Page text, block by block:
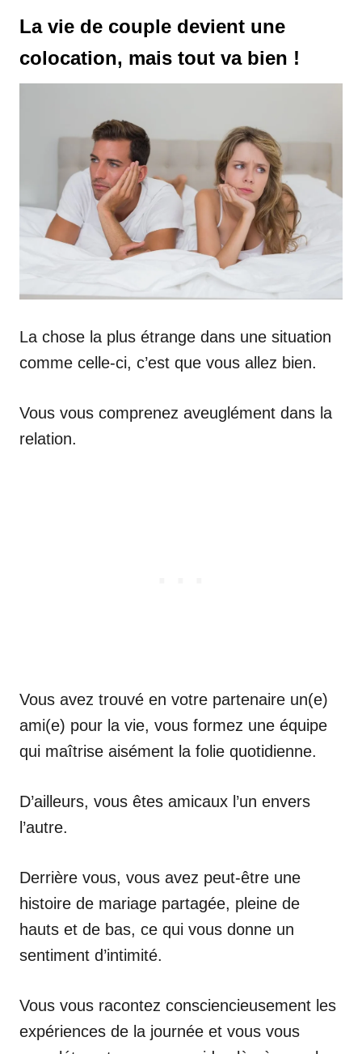
La vie de couple devient une
colocation, mais tout va bien !
La chose la plus étrange dans une situation
comme celle-ci, c’est que vous allez bien.
Vous vous comprenez aveuglément dans la
relation.
Vous avez trouvé en votre partenaire un(e)
ami(e) pour la vie, vous formez une équipe
qui maîtrise aisément la folie quotidienne.
D’ailleurs, vous êtes amicaux l’un envers
l’autre.
Derrière vous, vous avez peut-être une
histoire de mariage partagée, pleine de
hauts et de bas, ce qui vous donne un
sentiment d’intimité.
Vous vous racontez consciencieusement les
expériences de la journée et vous vous